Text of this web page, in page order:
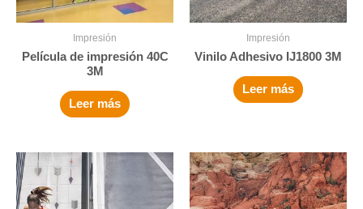
Impresión
Película de impresión 40C
3M
Leer más
Impresión
Vinilo Adhesivo IJ1800 3M
Leer más